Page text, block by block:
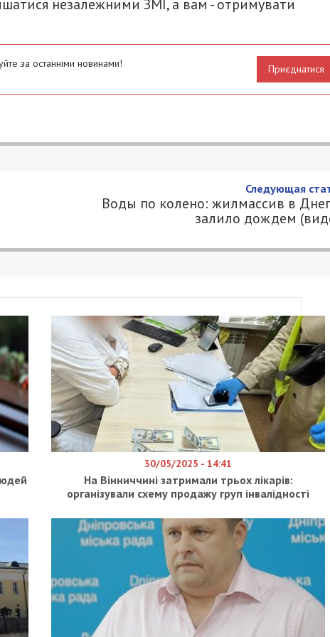
незалежними ЗМІ, а вам - отримувати
за останніми новинами! Приєднатися
Следующая
Воды по колено: жилмассив в
залило дождем
30/05/2025 - 14:41
На Вінниччині затримали трьох лікарів:
організували схему продажу груп інвалідності